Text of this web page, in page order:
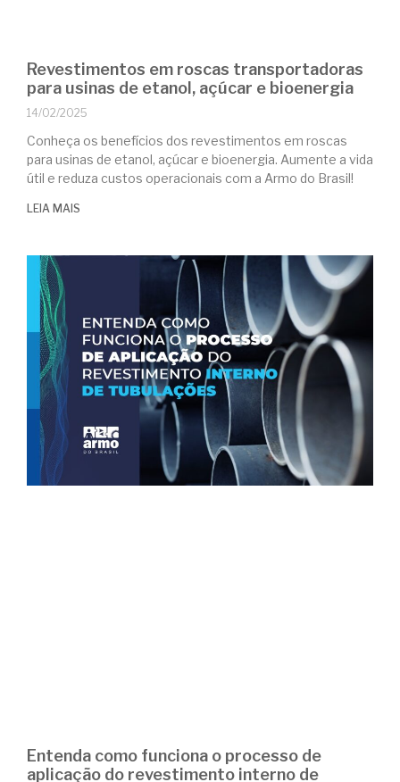
Revestimentos em roscas transportadoras
para usinas de etanol, açúcar e bioenergia
14/02/2025
Conheça os benefícios dos revestimentos em roscas
para usinas de etanol, açúcar e bioenergia. Aumente a vida
útil e reduza custos operacionais com a Armo do Brasil!
LEIA MAIS
Entenda como funciona o processo de
aplicação do revestimento interno de